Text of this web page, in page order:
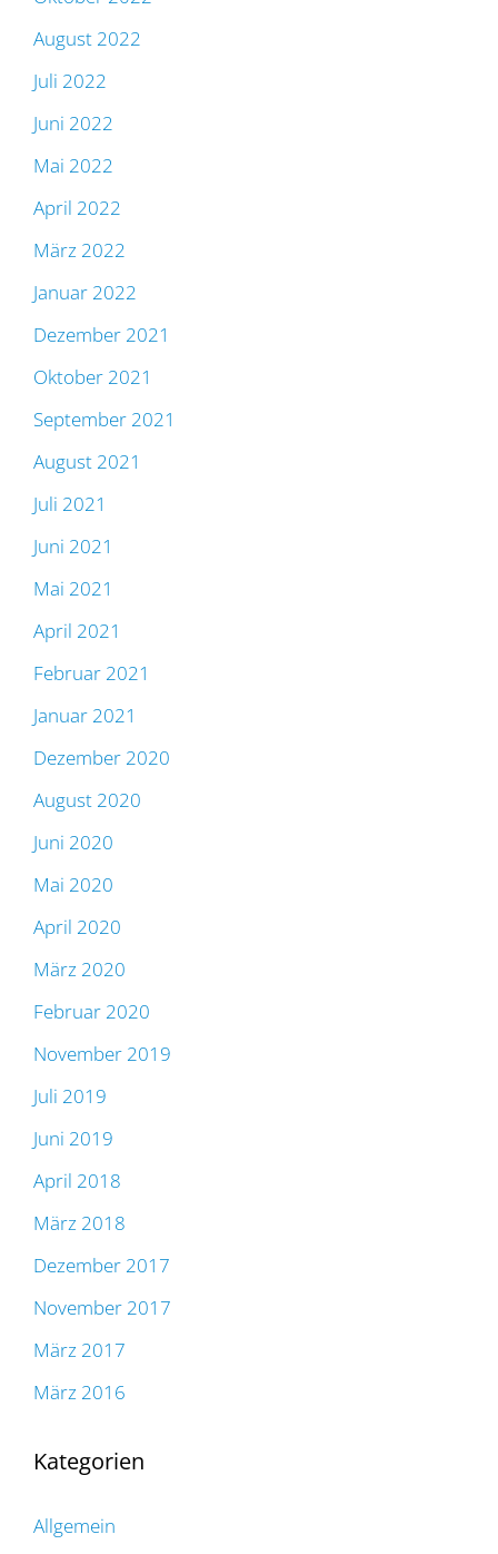
August 2022
Juli 2022
Juni 2022
Mai 2022
April 2022
März 2022
Januar 2022
Dezember 2021
Oktober 2021
September 2021
August 2021
Juli 2021
Juni 2021
Mai 2021
April 2021
Februar 2021
Januar 2021
Dezember 2020
August 2020
Juni 2020
Mai 2020
April 2020
März 2020
Februar 2020
November 2019
Juli 2019
Juni 2019
April 2018
März 2018
Dezember 2017
November 2017
März 2017
März 2016
Kategorien
Allgemein